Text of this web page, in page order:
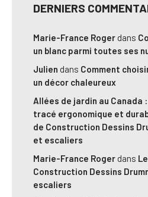
DERNIERS
Marie-France Roger dans
un blanc parmi toutes ses
Julien dans Comment
un décor chaleureux
Allées de jardin au Canada
tracé ergonomique et
de Construction Dessins
et escaliers
Marie-France Roger dans
Construction Dessins
escaliers